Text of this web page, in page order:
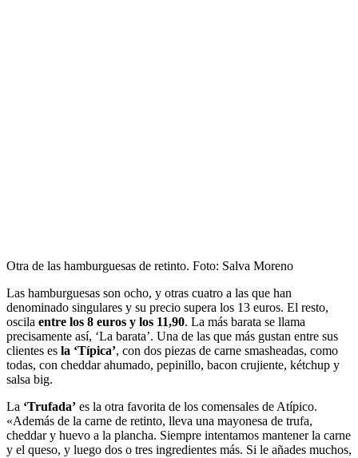
Otra de las hamburguesas de retinto. Foto: Salva Moreno
Las hamburguesas son ocho, y otras cuatro a las que han
denominado singulares y su precio supera los 13 euros. El resto,
oscila entre los 8 euros y los 11,90. La más barata se llama
precisamente así, ‘La barata’. Una de las que más gustan entre sus
clientes es la ‘Típica’, con dos piezas de carne smasheadas, como
todas, con cheddar ahumado, pepinillo, bacon crujiente, kétchup y
salsa big.
La ‘Trufada’ es la otra favorita de los comensales de Atípico.
«Además de la carne de retinto, lleva una mayonesa de trufa,
cheddar y huevo a la plancha. Siempre intentamos mantener la carne
y el queso, y luego dos o tres ingredientes más. Si le añades muchos,